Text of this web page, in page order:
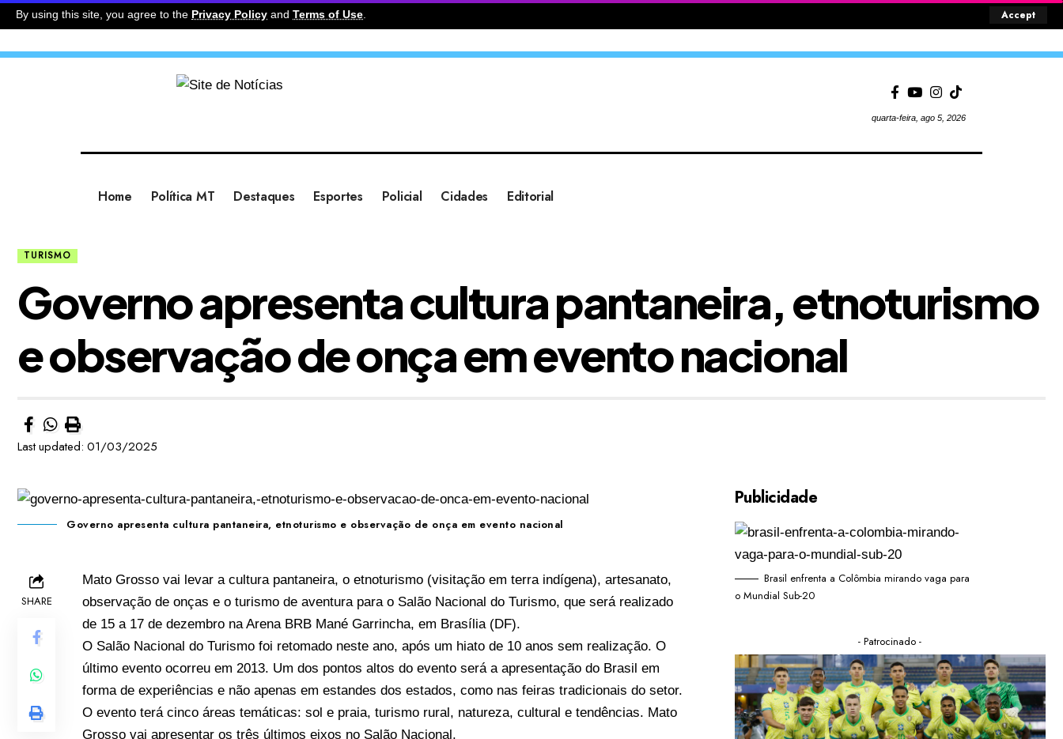
By using this site, you agree to the Privacy Policy and Terms of Use. Accept
quarta-feira, ago 5, 2026
Home Política MT Destaques Esportes Policial Cidades Editorial
TURISMO
Governo apresenta cultura pantaneira, etnoturismo
e observação de onça em evento nacional
Last updated: 01/03/2025
Governo apresenta cultura pantaneira, etnoturismo e observação de onça em evento nacional
SHARE
Mato Grosso vai levar a cultura pantaneira, o etnoturismo (visitação em terra indígena), artesanato,
observação de onças e o turismo de aventura para o Salão Nacional do Turismo, que será realizado
de 15 a 17 de dezembro na Arena BRB Mané Garrincha, em Brasília (DF).
O Salão Nacional do Turismo foi retomado neste ano, após um hiato de 10 anos sem realização. O
último evento ocorreu em 2013. Um dos pontos altos do evento será a apresentação do Brasil em
forma de experiências e não apenas em estandes dos estados, como nas feiras tradicionais do setor.
O evento terá cinco áreas temáticas: sol e praia, turismo rural, natureza, cultural e tendências. Mato
Grosso vai apresentar os três últimos eixos no Salão Nacional.
Publicidade
Brasil enfrenta a Colômbia mirando vaga para
o Mundial Sub-20
- Patrocinado -